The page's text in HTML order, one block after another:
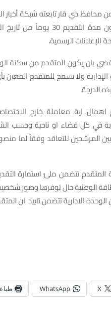
ذي قار تابعته شبكة أخبار
للقضاء والناحية وتكون
الإعلانات الرسمية.
بان يكون المتقدم من سكنة
ولا يسمح للمتقدم
الدرجة.
اهمال اية معاملة خارج
في كل قضاء او ناحية وحسب
المرشحين للتعاقد وفقاً لما
تتضمن ملئ استمارة
الوطنية حال توفرها وصور
الادارية تتضمن تاييد ان
X
WhatsApp